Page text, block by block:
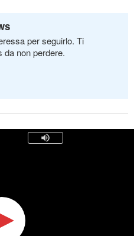
per seguirlo. Ti
da non perdere.